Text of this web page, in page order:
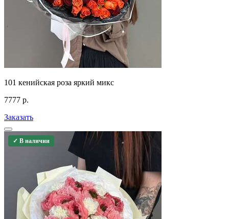
101 кенийская роза яркий микс
7777 р.
Заказать
✓ В наличии